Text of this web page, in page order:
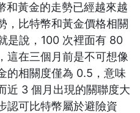
黃金的走勢已經越來越
，比特幣和黃金價格相關
是說，100 次裡面有 80
這在三個月前是不可想像
的相關度僅為 0.5，意味
近 3 個月出現的關聯度大
認可比特幣屬於避險資